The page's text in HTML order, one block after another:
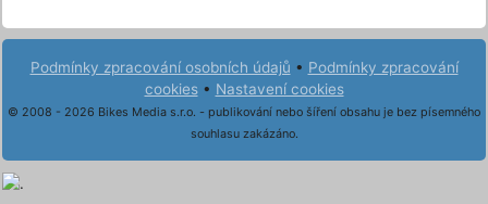
Podmínky zpracování osobních údajů • Podmínky zpracování
cookies• Nastavení cookies
© 2008 - 2026 Bikes Media s.r.o. - publikování nebo šíření obsahu je bez písemného
souhlasu zakázáno.